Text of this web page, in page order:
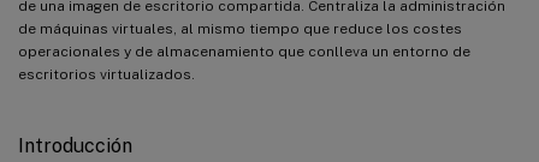
de una imagen de escritorio compartida. Centraliza la administración
de máquinas virtuales, al mismo tiempo que reduce los costes
operacionales y de almacenamiento que conlleva un entorno de
escritorios virtualizados.
Introducción